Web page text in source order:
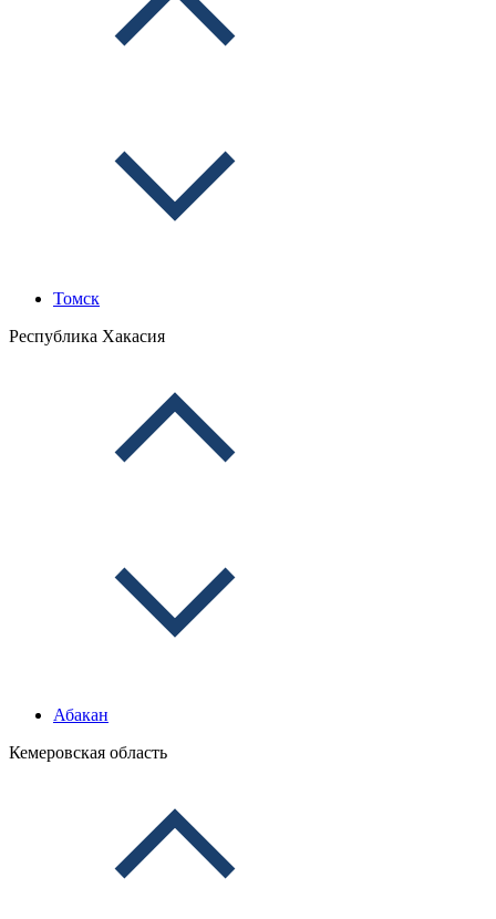
Томск
Республика Хакасия
Абакан
Кемеровская область